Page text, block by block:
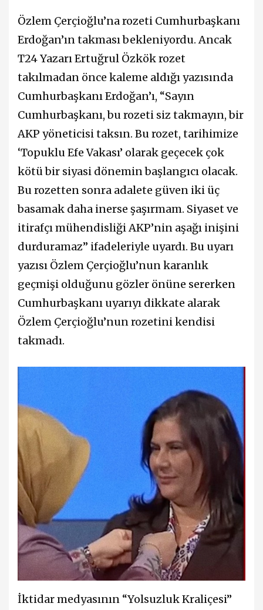
Özlem Çerçioğlu’na rozeti Cumhurbaşkanı
Erdoğan’ın takması bekleniyordu. Ancak
T24 Yazarı Ertuğrul Özkök rozet
takılmadan önce kaleme aldığı yazısında
Cumhurbaşkanı Erdoğan’ı, “Sayın
Cumhurbaşkanı, bu rozeti siz takmayın, bir
AKP yöneticisi taksın. Bu rozet, tarihimize
‘Topuklu Efe Vakası’ olarak geçecek çok
kötü bir siyasi dönemin başlangıcı olacak.
Bu rozetten sonra adalete güven iki üç
basamak daha inerse şaşırmam. Siyaset ve
itirafçı mühendisliği AKP’nin aşağı inişini
durduramaz” ifadeleriyle uyardı. Bu uyarı
yazısı Özlem Çerçioğlu’nun karanlık
geçmişi olduğunu gözler önüne sererken
Cumhurbaşkanı uyarıyı dikkate alarak
Özlem Çerçioğlu’nun rozetini kendisi
takmadı.
İktidar medyasının “Yolsuzluk Kraliçesi”